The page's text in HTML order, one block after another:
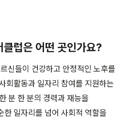
클럽은 어떤 곳인가요?
신들이 건강하고 안정적인 노후를
회활동과 일자리 참여를 지원하는
분 한 분의 경력과 재능을
한 일자리를 넘어 사회적 역할을